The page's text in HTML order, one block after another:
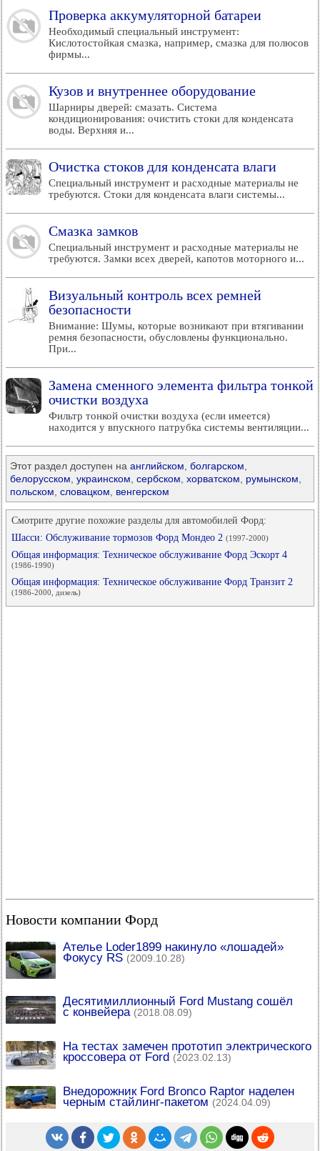
Проверка аккумуляторной батареи
Необходимый специальный инструмент:
Кислотостойкая смазка, например, смазка для полюсов
фирмы...
Кузов и внутреннее оборудование
Шарниры дверей: смазать. Система
кондиционирования: очистить стоки для конденсата
воды. Верхняя и...
Очистка стоков для конденсата влаги
Специальный инструмент и расходные материалы не
требуются. Стоки для конденсата влаги системы...
Смазка замков
Специальный инструмент и расходные материалы не
требуются. Замки всех дверей, капотов моторного и...
Визуальный контроль всех ремней
безопасности
Внимание: Шумы, которые возникают при втягивании
ремня безопасности, обусловлены функционально.
При...
Замена сменного элемента фильтра тонкой
очистки воздуха
Фильтр тонкой очистки воздуха (если имеется)
находится у впускного патрубка системы вентиляции...
Этот раздел доступен на английском болгарском
белорусском украинском сербском хорватском румынском
польском словацком венгерском
Смотрите другие похожие разделы для автомобилей Форд:
Шасси: Обслуживание тормозов Форд Мондео 2 (1997-2000)
Общая информация: Техническое обслуживание Форд Эскорт 4
(1986-1990)
Общая информация: Техническое обслуживание Форд Транзит 2
(1986-2000, дизель)
Новости компании Форд
Ателье Loder1899 накинуло «лошадей»
Фокусу RS (2009.10.28)
Десятимиллионный Ford Mustang сошёл
с конвейера (2018.08.09)
На тестах замечен прототип электрического
кроссовера от Ford (2023.02.13)
Внедорожник Ford Bronco Raptor наделен
черным стайлинг-пакетом (2024.04.09)